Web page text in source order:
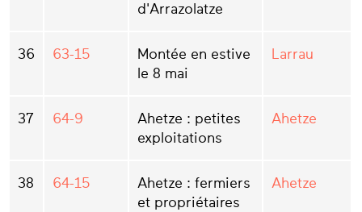
d'Arrazolatze
36 63-15
Montée en estive
le 8 mai
Larrau
37 64-9
Ahetze : petites
exploitations
Ahetze
38 64-15
Ahetze : fermiers
et propriétaires
Ahetze